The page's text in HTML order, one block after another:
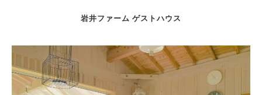
岩井ファーム ゲストハウス